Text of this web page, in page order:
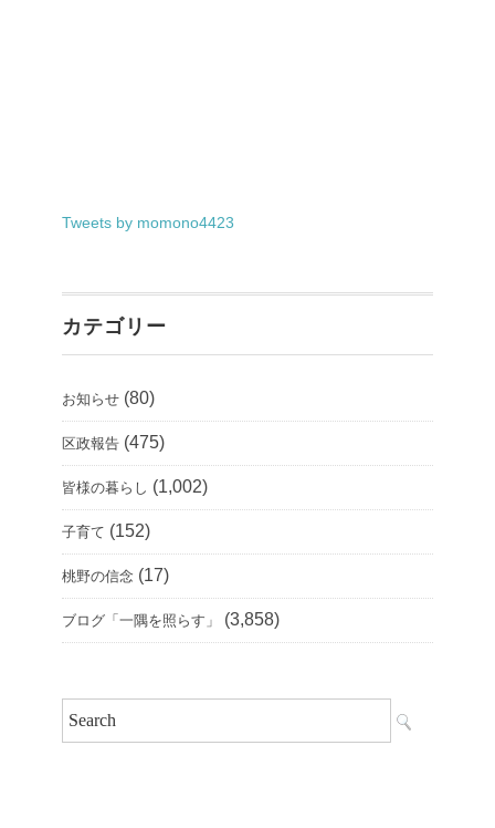
Tweets by momono4423
カテゴリー
お知らせ (80)
区政報告 (475)
皆様の暮らし (1,002)
子育て (152)
桃野の信念 (17)
ブログ「一隅を照らす」 (3,858)